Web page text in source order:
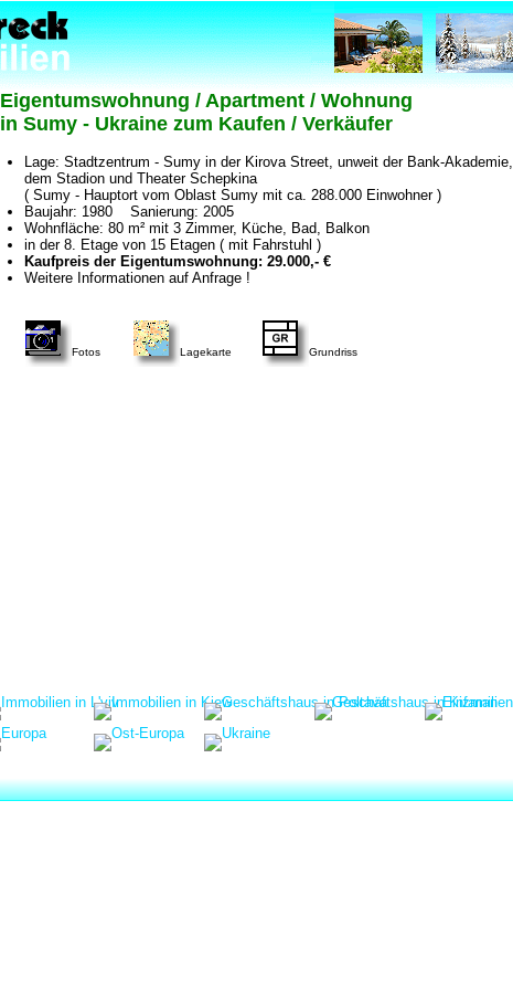
Fotos Lagekarte
Eigentumswohnung / Apartment / Wohnung
in Sumy - Ukraine zum Kaufen / Verkäufer
Grundriss
Lage: Stadtzentrum - Sumy in der Kirova Street, unweit der Bank-Akademie,
dem Stadion und Theater Schepkina
( Sumy - Hauptort vom Oblast Sumy mit ca. 288.000 Einwohner )
Baujahr: 1980 Sanierung: 2005
Wohnfläche: 80 m² mit 3 Zimmer, Küche, Bad, Balkon
in der 8. Etage von 15 Etagen ( mit Fahrstuhl )
Kaufpreis der Eigentumswohnung: 29.000,- €
Weitere Informationen auf Anfrage !